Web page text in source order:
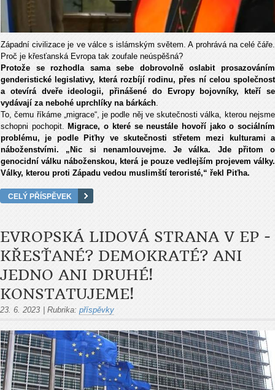
Západní civilizace je ve válce s islámským světem. A prohrává na celé čáře.
Proč je křesťanská Evropa tak zoufale neúspěšná?
Protože se rozhodla sama sebe dobrovolně oslabit prosazováním
genderistické legislativy, která rozbíjí rodinu, přes ní celou společnost
a otevírá dveře ideologii, přinášené do Evropy bojovníky, kteří se
vydávají za nebohé uprchlíky na bárkách
To, čemu říkáme „migrace“, je podle něj ve skutečnosti válka, kterou nejsme
schopni pochopit.Migrace, o které se neustále hovoří jako o sociálním
problému, je podle Piťhy ve skutečnosti střetem mezi kulturami a
náboženstvími. „Nic si nenamlouvejme. Je válka. Jde přitom o
genocidní válku náboženskou, která je pouze vedlejším projevem války.
Války, kterou proti Západu vedou muslimští teroristé,“ řekl Piťha.
CELÝ PŘÍSPĚVEK
EVROPSKÁ LIDOVÁ STRANA V EP -
KŘESŤANÉ? DEMOKRATÉ? ANI
JEDNO ANI DRUHÉ!
KONSTATUJEME!
23. 6. 2023 | Rubrika: příspěvky